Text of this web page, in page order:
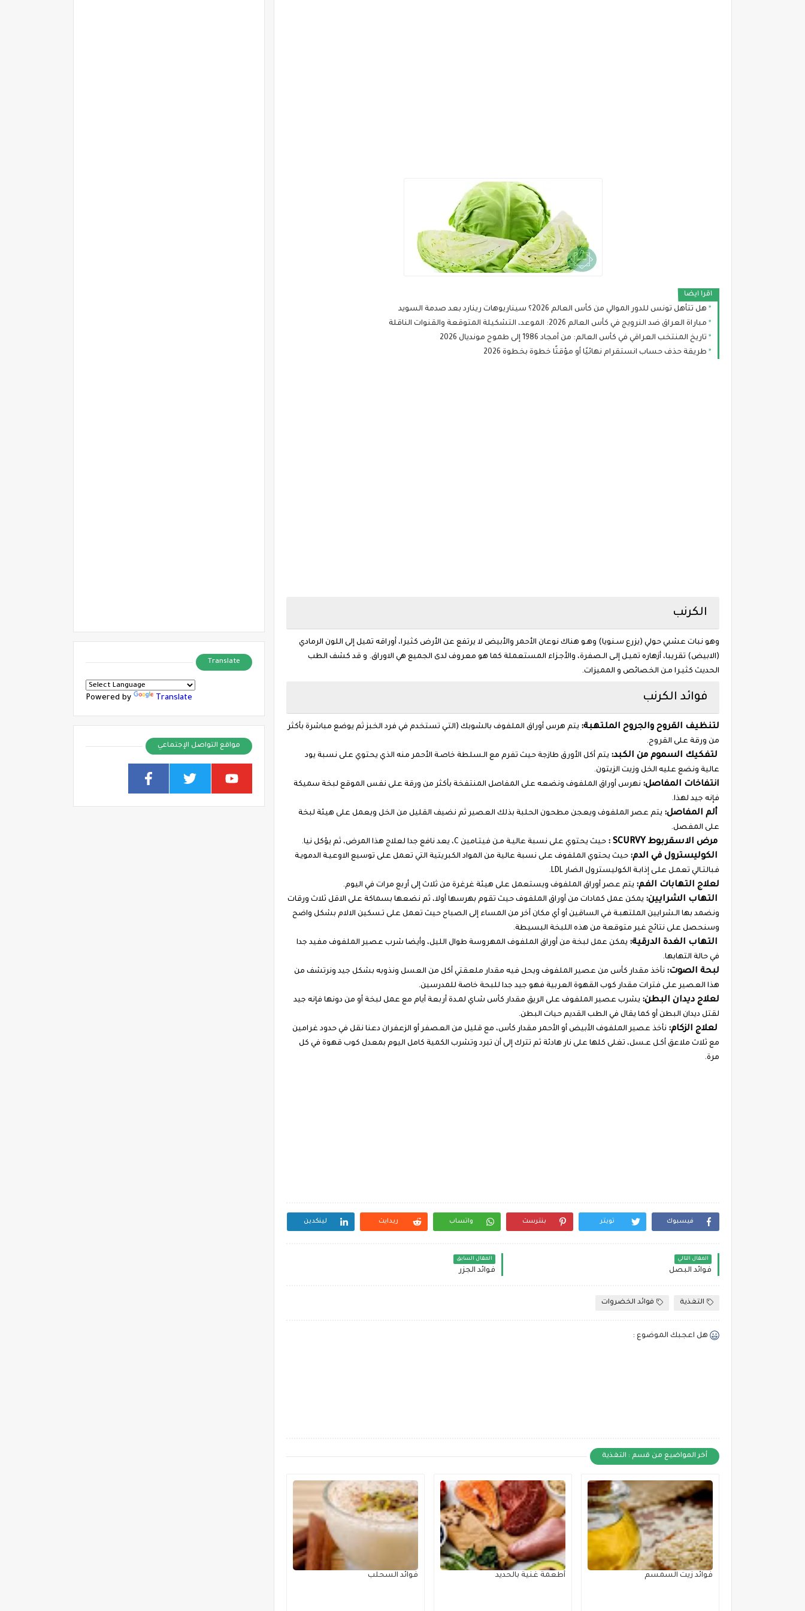
اقرا ايضا
هل تتأهل تونس للدور الموالي من كأس العالم 2026؟ سيناريوهات رينارد بعد صدمة السويد
مباراة العراق ضد النرويج في كأس العالم 2026: الموعد، التشكيلة المتوقعة والقنوات الناقلة
تاريخ المنتخب العراقي في كأس العالم: من أمجاد 1986 إلى طموح مونديال 2026
طريقة حذف حساب انستقرام نهائيًا أو مؤقتًا خطوة بخطوة 2026
الكرنب
وهو نبات عشبي حولي (يزرع سـنويا) وهـو هناك نوعان الأحمر والأبيض لا يرتفع عن الأرض كثيرا، أوراقه تميل إلى اللون الرمادي
(الابيض) تقريبا، أزهاره تميـل إلـى الـصفرة، والأجـزاء المستعملة كما هو معروف لدى الجميع هي الاوراق. و قد كشف الطب
الحديث كثيـرا مـن الخصائص و المميزات.
فوائد الكرنب
لتنظيف القروح والجروح الملتهبة: يتم هرس أوراق الملفوف بالشوبك (التـي تستخدم في فرد الخبز ثم يوضع مباشرة بأكثر
من ورقة على القروح.
لتفكيك السموم من الكبد: يتم أكل الأورق طازجة حيث تفرم مع الـسلطة خاصـة الأحمر منه الذي يحتوي على نسبة يود
عالية ونضع عليه الخل وزيت الزيتون.
انتفاخات المفاصل: نهرس أوراق الملفوف ونضعه على المفاصل المنتفخة بأكثر من ورقة على نفس الموقع لبخة سميكة
فإنه جيد لهذا.
ألم المفاصل: يتم عصر الملفوف ويعجن مطحون الحلبة بذلك العصير ثم نضيف القليل من الخل ويعمل على هيئة لبخة
على المفصل.
مرض الاسقربوط SCURVY : حيث يحتوي على نسبة عاليـة مـن فيتـامين C، يعد نافع جدا لعلاج هذا المرض، ثم يؤكل نيا.
الكوليسترول في الدم: حيث يحتوي الملفوف على نسبة عالية من المواد الكبريتية التي تعمل على توسيع الاوعيـة الدمويـة
فبالتـالي تعمـل علـى إذابـة الكوليسترول الضار LDL.
لعلاج التهابات الفم: يتم عصر أوراق الملفوف ويستعمل على هيئة غرغرة من ثلاث إلى أربع مرات في اليوم.
التهاب الشرايين: يمكن عمل كمادات من أوراق الملفوف حيث تقوم بهرسها أولا، ثم نضعها بسماكة على الاقل ثلاث ورقات
ونضمد بها الـشرايين الملتهبـة فـي الساقين أو أي مكان آخر من المساء إلى الصباح حيث تعمل على تـسكين الالام بشكل واضح
وسنحصل على نتائج غير متوقعة من هذه اللبخة البسيطة.
التهاب الغدة الدرقية: يمكن عمل لبخة من أوراق الملفوف المهروسة طوال الليل، وأيضا شرب عصير الملفوف مفيد جدا
في حالة التهابها.
لبحة الصوت: نأخذ مقدار كأس من عصير الملفوف ويحل فيه مقدار ملعقتي أكل من العسل ونذوبه بشكل جيد ونرتشف من
هذا العصير على فترات مقدار كوب القهوة العربية فهو جيد جدا للبحة خاصة للمدرسين.
لعلاج ديدان البطن: يشرب عصير الملفوف على الريق مقدار كأس شـاي لمـدة أربعة أيام مع عمل لبخة أو من دونها فإنه جيد
لقتل ديدان البطن أو كما يقال في الطب القديم حيات البطن.
لعلاج الزكام: نأخذ عصير الملفوف الأبيض أو الأحمر مقدار كأس، مع قليل من العصفر أو الزعفران دعنا نقل في حدود غرامين
مع ثلاث ملاعق أكـل عـسل، تغلى كلها على نار هادئة ثم تترك إلى أن تبرد وتشرب الكمية كامل اليوم بمعدل كوب قهوة في كل
مرة.
فيسبوك تويتر بنترست واتساب ريدايت لينكدين
المقال التالي
فوائد البصل
المقال السابق
فوائد الجزر
التغذية فوائد الخضروات
هل اعجبك الموضوع :
أخر المواضيع من قسم : التغذية
فوائد زيت السمسم أطعمة غنية بالحديد فوائد السحلب
Translate
Powered by Translate
مواقع التواصل الإجتماعي